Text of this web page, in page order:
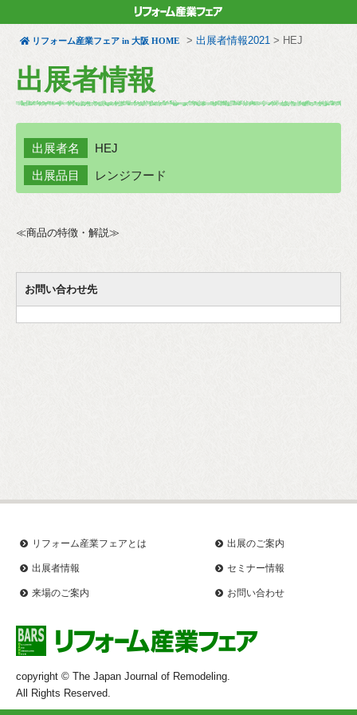
リフォーム産業フェア in 大阪 HOME > 出展者情報2021 > HEJ
出展者情報
出展者名
HEJ
出展品目
レンジフード
≪商品の特徴・解説≫
お問い合わせ先
リフォーム産業フェアとは 出展のご案内
出展者情報 セミナー情報
来場のご案内 お問い合わせ
copyright © The Japan Journal of Remodeling.
All Rights Reserved.